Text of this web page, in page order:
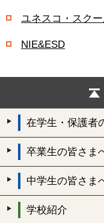
ユネスコ・スク
NIE&ESD
在学生・保護者
卒業生の皆さま
中学生の皆さま
学校紹介